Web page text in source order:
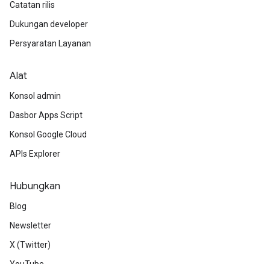
Catatan rilis
Dukungan developer
Persyaratan Layanan
Alat
Konsol admin
Dasbor Apps Script
Konsol Google Cloud
APIs Explorer
Hubungkan
Blog
Newsletter
X (Twitter)